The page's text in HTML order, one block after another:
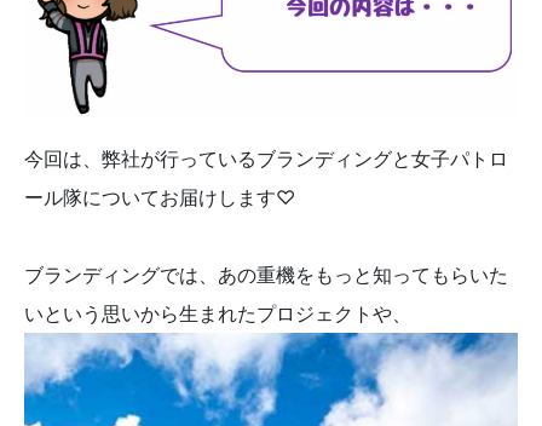
今回は、弊社が行っているブランディングと女子パトロ
ール隊についてお届けします♡
ブランディングでは、あの重機をもっと知ってもらいた
いという思いから生まれたプロジェクトや、